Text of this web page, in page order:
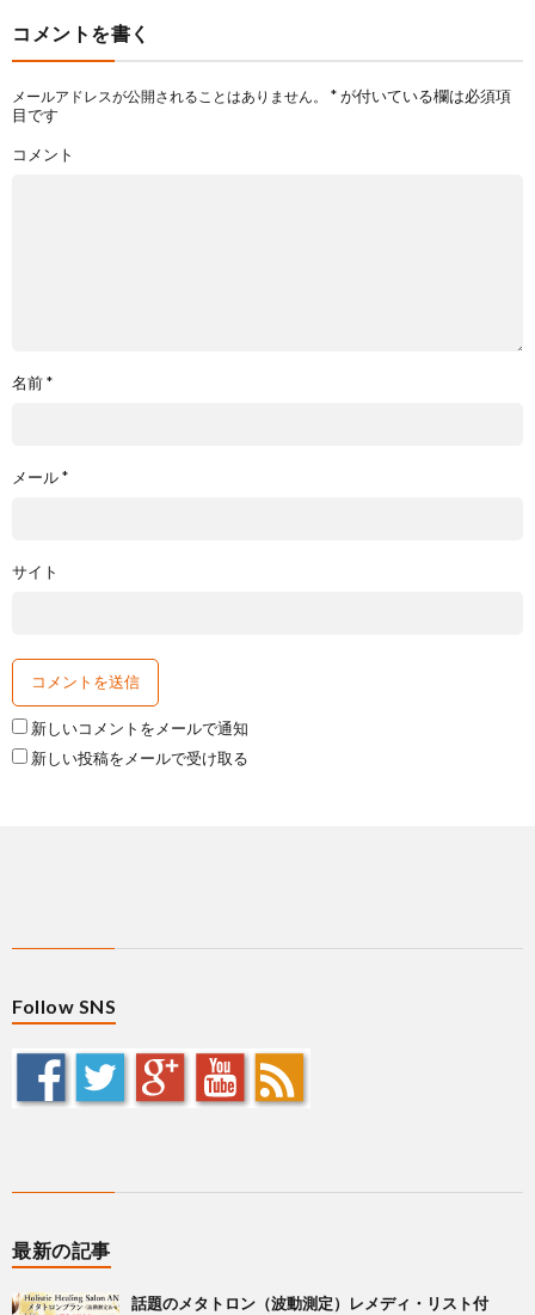
コメントを書く
メールアドレスが公開されることはありません。 *が付いている欄は必須項
目です
コメント
名前*
メール*
サイト
新しいコメントをメールで通知
新しい投稿をメールで受け取る
Follow SNS
最新の記事
話題のメタトロン（波動測定）レメディ・リスト付